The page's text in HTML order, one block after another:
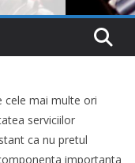
cele mai multe ori
serviciilor
ca nu pretul
importanta